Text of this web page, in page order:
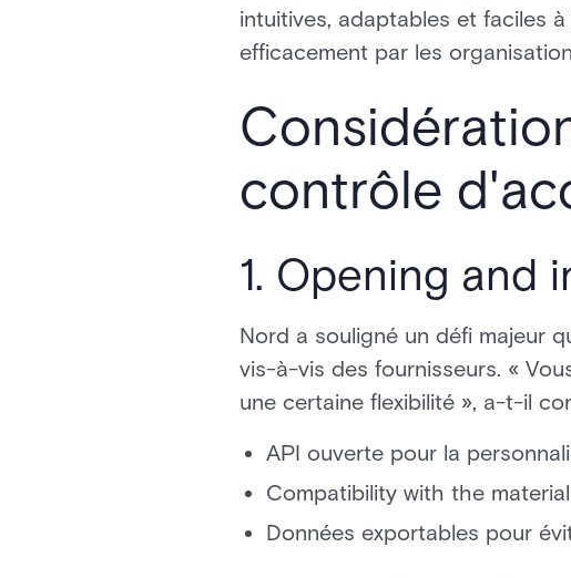
intuitives, adaptables et faciles
efficacement par les
contrôle
1. Opening and
Nord a souligné un défi majeur
vis-à-vis des fournisseurs. «
une certaine flexibilité », a-t-il
API ouverte pour la
Compatibility with the
Données exportables pour